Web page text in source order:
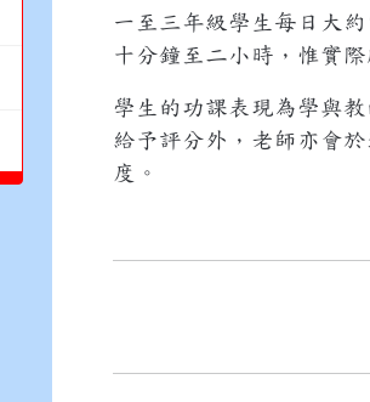
一至三年級學生每日大
十分鐘至二小時，惟實
學生的功課表現為學與
給予評分外，老師亦會
度。